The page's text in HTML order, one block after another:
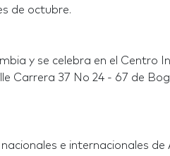
de octubre.
y se celebra en el Centro
Carrera 37 No 24 - 67 de
e internacionales de